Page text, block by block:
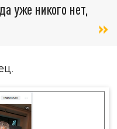
уже никого нет,